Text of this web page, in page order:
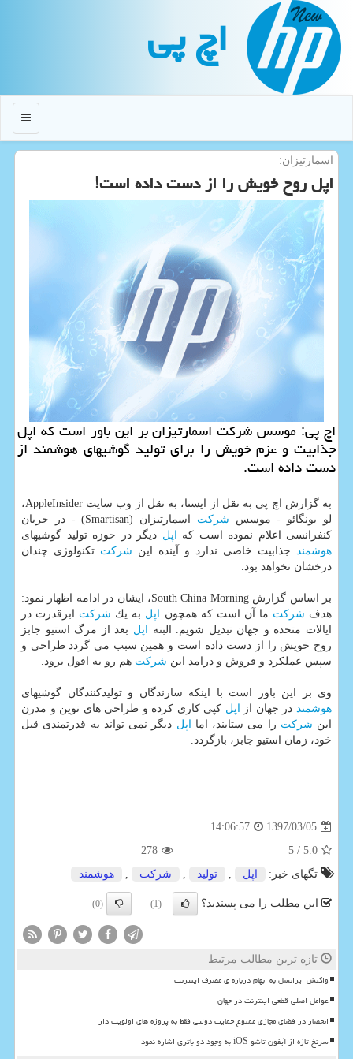
اچ پی
منو
اسمارتیزان:
اپل روح خویش را از دست داده است!
اچ پی: موسس شركت اسمارتیزان بر این باور است كه اپل
جذابیت و عزم خویش را برای تولید گوشیهای هوشمند از
دست داده است.
به گزارش اچ پی به نقل از ایسنا، به نقل از وب سایت AppleInsider،
لو یونگائو - موسس شركت
اسمارتیزان (Smartisan) - در جریان
كنفرانسی اعلام نموده است كه اپل دیگر در حوزه تولید گوشیهای
هوشمند
جذابیت خاصی ندارد و آینده این شركت تكنولوژی چندان
درخشان نخواهد بود.
بر اساس گزارش South China Morning، ایشان در ادامه اظهار نمود:
هدف شركت ما آن است كه همچون اپل به یك شركت ابرقدرت در
ایالات متحده و جهان تبدیل شویم. البته اپل بعد از مرگ استیو جابز
روح خویش را از دست داده است و همین سبب می گردد طراحی و
سپس عملكرد و فروش و درامد این شركت هم رو به افول برود.
وی بر این باور است با اینكه سازندگان و تولیدكنندگان گوشیهای
هوشمند در جهان از اپل كپی كاری كرده و طراحی های نوین و مدرن
این شركت را می ستایند، اما اپل دیگر نمی تواند به قدرتمندی قبل
خود، زمان استیو جابز، بازگردد.
1397/03/05
14:06:57
5.0
/ 5
278
تگهای خبر:
اپل , تولید , شركت , هوشمند
این مطلب را می پسندید؟ (1)
(0)
تازه ترین مطالب مرتبط
واکنش ایرانسل به ابهام درباره ی مصرف اینترنت
عوامل اصلی قطعی اینترنت در جهان
انحصار در فضای مجازی ممنوع حمایت دولتی فقط به پروژه های اولویت دار
سرنخ تازه از آیفون تاشو iOS به وجود دو باتری اشاره نمود